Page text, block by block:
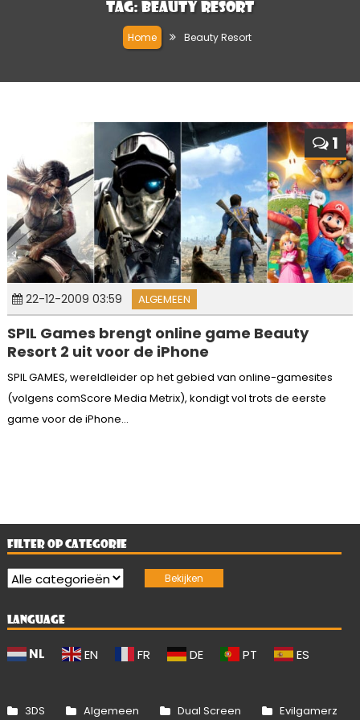
Tag: Beauty Resort
Home Beauty Resort
1
22-12-2009 03:59 ALGEMEEN
SPIL Games brengt online game Beauty
Resort 2 uit voor de iPhone
SPIL GAMES, wereldleider op het gebied van online-gamesites
(volgens comScore Media Metrix), kondigt vol trots de eerste
game voor de iPhone...
FILTER OP CATEGORIE
LANGUAGE
NL EN FR DE PT ES
3DS Algemeen Dual Screen Evilgamerz